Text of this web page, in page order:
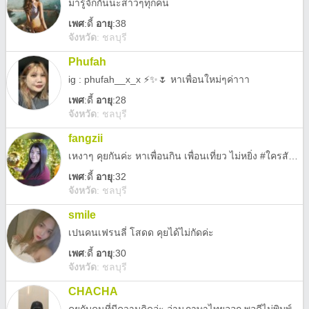
มารู้จักกันนะสาวๆทุกคน
เพศ:ดี้ อายุ:38
จังหวัด: ชลบุรี
Phufah
ig : phufah__x_x ⚡️✨🌷 หาเพื่อนใหม่ๆค่าาา
เพศ:ดี้ อายุ:28
จังหวัด: ชลบุรี
fangzii
เพศ:ดี้ อายุ:32
จังหวัด: ชลบุรี
smile
เปนคนเฟรนลี่ โสดด คุยได้ไม่กัดค่ะ
เพศ:ดี้ อายุ:30
จังหวัด: ชลบุรี
CHACHA